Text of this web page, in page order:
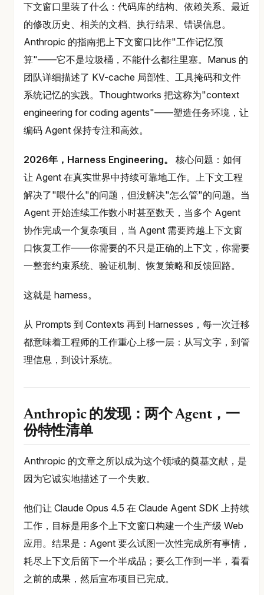
下文窗口里装了什么：代码库的结构、依赖关系、最近
的修改历史、相关的文档、执行结果、错误信息。
Anthropic 的指南把上下文窗口比作"工作记忆预
算"——它不是垃圾桶，不能什么都往里塞。Manus 的
团队详细描述了 KV-cache 局部性、工具掩码和文件
系统记忆的实践。Thoughtworks 把这称为"context
engineering for coding agents"——塑造任务环境，让
编码 Agent 保持专注和高效。
2026年，Harness Engineering。
核心问题：如何
让 Agent 在真实世界中持续可靠地工作。上下文工程
解决了"喂什么"的问题，但没解决"怎么管"的问题。当
Agent 开始连续工作数小时甚至数天，当多个 Agent
协作完成一个复杂项目，当 Agent 需要跨越上下文窗
口恢复工作——你需要的不只是正确的上下文，你需要
一整套约束系统、验证机制、恢复策略和反馈回路。
这就是 harness。
从 Prompts 到 Contexts 再到 Harnesses，每一次迁移
都意味着工程师的工作重心上移一层：从写文字，到管
理信息，到设计系统。
Anthropic 的发现：两个 Agent，一
份特性清单
Anthropic 的文章之所以成为这个领域的奠基文献，是
因为它诚实地描述了一个失败。
他们让 Claude Opus 4.5 在 Claude Agent SDK 上持续
工作，目标是用多个上下文窗口构建一个生产级 Web
应用。结果是：Agent 要么试图一次性完成所有事情，
耗尽上下文后留下一个半成品；要么工作到一半，看看
之前的成果，然后宣布项目已完成。